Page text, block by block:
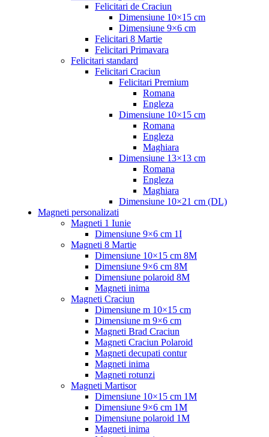
Felicitari de Craciun
Dimensiune 10×15 cm
Dimensiune 9×6 cm
Felicitari 8 Martie
Felicitari Primavara
Felicitari standard
Felicitari Craciun
Felicitari Premium
Romana
Engleza
Dimensiune 10×15 cm
Romana
Engleza
Maghiara
Dimensiune 13×13 cm
Romana
Engleza
Maghiara
Dimensiune 10×21 cm (DL)
Magneti personalizati
Magneti 1 Iunie
Dimensiune 9×6 cm 1I
Magneti 8 Martie
Dimensiune 10×15 cm 8M
Dimensiune 9×6 cm 8M
Dimensiune polaroid 8M
Magneti inima
Magneti Craciun
Dimensiune m 10×15 cm
Dimensiune m 9×6 cm
Magneti Brad Craciun
Magneti Craciun Polaroid
Magneti decupati contur
Magneti inima
Magneti rotunzi
Magneti Martisor
Dimensiune 10×15 cm 1M
Dimensiune 9×6 cm 1M
Dimensiune polaroid 1M
Magneti inima